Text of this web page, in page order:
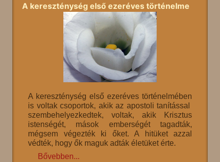
A kereszténység első ezeréves történelme
A kereszténység első ezeréves történelmében
is voltak csoportok, akik az apostoli tanítással
szembehelyezkedtek, voltak, akik Krisztus
istenségét, mások emberségét tagadták,
mégsem végezték ki őket. A hitüket azzal
védték, hogy ők maguk adták életüket érte.
Bővebben...